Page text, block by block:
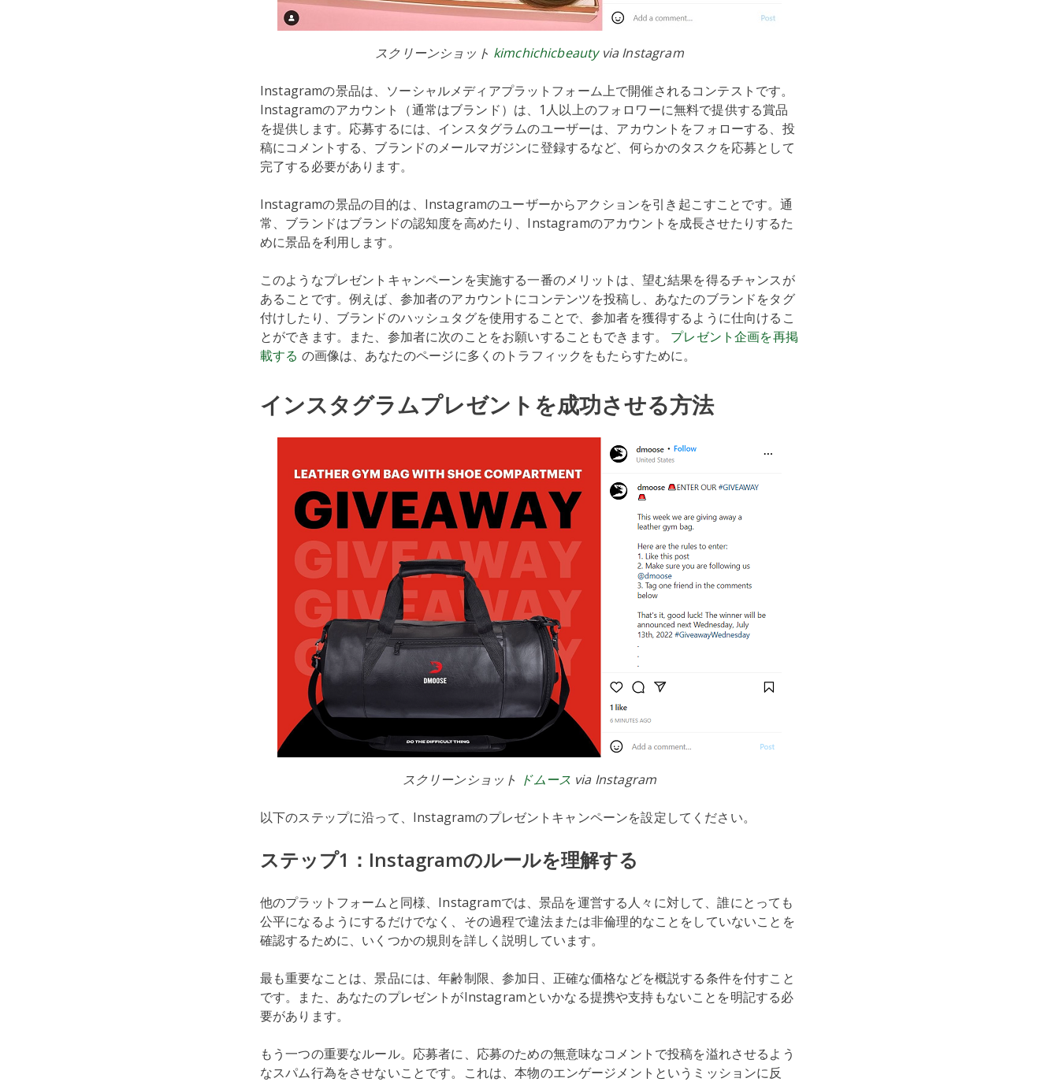
スクリーンショット kimchichicbeautyvia Instagram
Instagramの景品は、ソーシャルメディアプラットフォーム上で開催されるコンテストです。
Instagramのアカウント（通常はブランド）は、1人以上のフォロワーに無料で提供する賞品
を提供します。応募するには、インスタグラムのユーザーは、アカウントをフォローする、投
稿にコメントする、ブランドのメールマガジンに登録するなど、何らかのタスクを応募として
完了する必要があります。
Instagramの景品の目的は、Instagramのユーザーからアクションを引き起こすことです。通
常、ブランドはブランドの認知度を高めたり、Instagramのアカウントを成長させたりするた
めに景品を利用します。
このようなプレゼントキャンペーンを実施する一番のメリットは、望む結果を得るチャンスが
あることです。例えば、参加者のアカウントにコンテンツを投稿し、あなたのブランドをタグ
付けしたり、ブランドのハッシュタグを使用することで、参加者を獲得するように仕向けるこ
とができます。また、参加者に次のことをお願いすることもできます。 プレゼント企画を再掲
載する の画像は、あなたのページに多くのトラフィックをもたらすために。
インスタグラムプレゼントを成功させる方法
スクリーンショット ドムース via Instagram
以下のステップに沿って、Instagramのプレゼントキャンペーンを設定してください。
ステップ1：Instagramのルールを理解する
他のプラットフォームと同様、Instagramでは、景品を運営する人々に対して、誰にとっても
公平になるようにするだけでなく、その過程で違法または非倫理的なことをしていないことを
確認するために、いくつかの規則を詳しく説明しています。
最も重要なことは、景品には、年齢制限、参加日、正確な価格などを概説する条件を付すこと
です。また、あなたのプレゼントがInstagramといかなる提携や支持もないことを明記する必
要があります。
もう一つの重要なルール。応募者に、応募のための無意味なコメントで投稿を溢れさせるよう
なスパム行為をさせないことです。これは、本物のエンゲージメントというミッションに反